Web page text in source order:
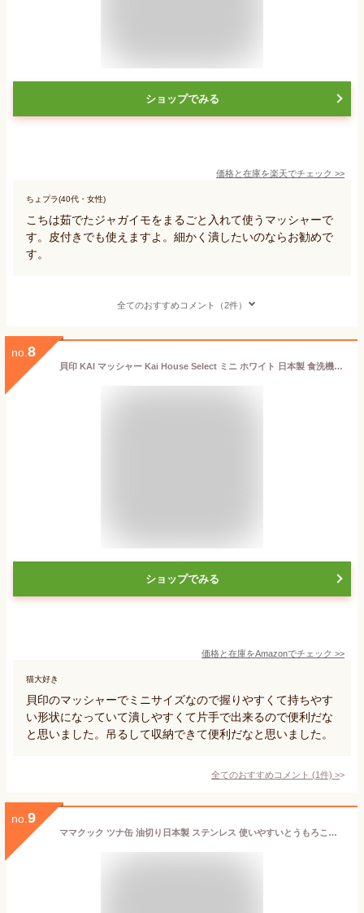
ショップでみる
価格と在庫を楽天でチェック >>
ちょプラ(40代・女性)
こちは茹でたジャガイモをまるごと入れて使うマッシャーで
す。皮付きでも使えますよ。細かく潰したいのならお勧めで
す。
全てのおすすめコメント（2件）
no. 8
貝印 KAI マッシャー Kai House Select ミニ ホワイト 日本製 食洗機対応 DE5821
ショップでみる
価格と在庫をAmazonでチェック >>
猫大好き
貝印のマッシャーでミニサイズなので握りやすくて持ちやす
い形状になっていて潰しやすくて片手で出来るので便利だな
と思いました。吊るして収納できて便利だなと思いました。
全てのおすすめコメント (1件) >
no. 9
ママクック ツナ缶 油切り日本製 ステンレス 使いやすいとうもろこし缶 缶づめ ポテトサラダ水切り シンプル 清潔 18-8マッシュポテト マッシャー 下村企販